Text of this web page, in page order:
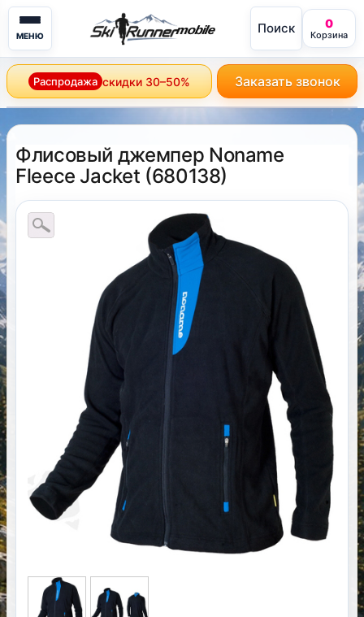
МЕНЮ mobile Поиск 0
Корзина
Распродажа скидки 30–50% Заказать звонок
Флисовый джемпер Noname
Fleece Jacket (680138)